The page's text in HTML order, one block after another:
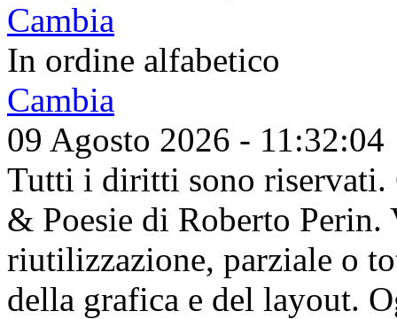
Cambia
In ordine alfabetico
Cambia
09 Agosto 2026 - 11:32:04
Tutti i diritti sono riservati.
& Poesie di Roberto
riutilizzazione, parziale o
della grafica e del layout.